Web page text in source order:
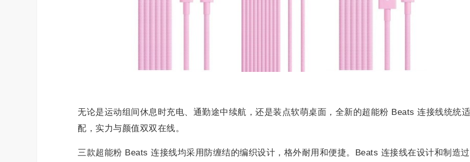
无论是运动组间休息时充电、通勤途中续航，还是装点软萌桌面，全新的超能粉 Beats 连接线统统适
配，实力与颜值双双在线。
三款超能粉 Beats 连接线均采用防缠结的编织设计，格外耐用和便捷。Beats 连接线在设计和制造过